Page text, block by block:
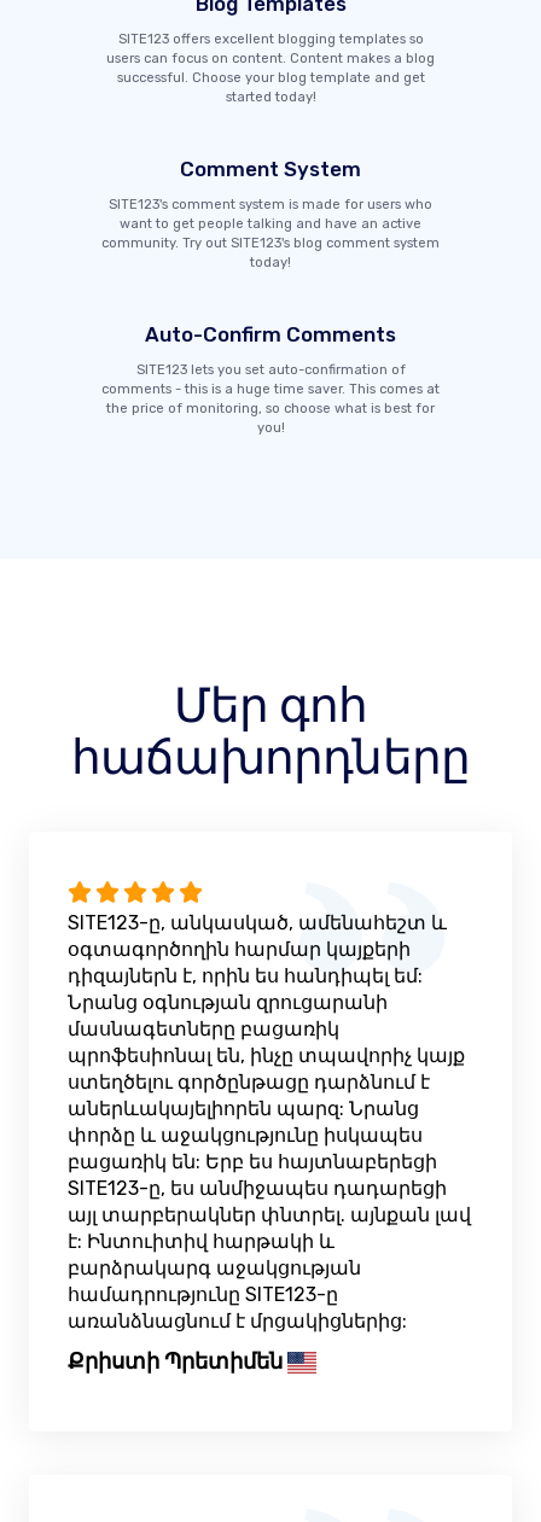
SITE123 offers excellent blogging templates so
users can focus on content. Content makes a blog
successful. Choose your blog template and get
started today!
Comment System
SITE123's comment system is made for users who
want to get people talking and have an active
community. Try out SITE123's blog comment system
today!
Auto-Confirm Comments
SITE123 lets you set auto-confirmation of
comments - this is a huge time saver. This comes at
the price of monitoring, so choose what is best for
you!
Մեր գոհ
հաճախորդները
SITE123-ը, անկասկած, ամենահեշտ և
օգտագործողին հարմար կայքերի
դիզայներն է, որին ես հանդիպել եմ:
Նրանց օգնության զրուցարանի
մասնագետները բացառիկ
պրոֆեսիոնալ են, ինչը տպավորիչ կայք
ստեղծելու գործընթացը դարձնում է
աներևակայելիորեն պարզ: Նրանց
փորձը և աջակցությունը իսկապես
բացառիկ են: Երբ ես հայտնաբերեցի
SITE123-ը, ես անմիջապես դադարեցի
այլ տարբերակներ փնտրել. այնքան լավ
է: Ինտուիտիվ հարթակի և
բարձրակարգ աջակցության
համադրությունը SITE123-ը
առանձնացնում է մրցակիցներից:
Քրիստի Պրետիմեն